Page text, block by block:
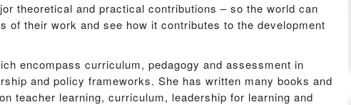
theoretical and practical contributions – so the world can
of their work and see how it contributes to the development
encompass curriculum, pedagogy and assessment in
and policy frameworks. She has written many books and
teacher learning, curriculum, leadership for learning and